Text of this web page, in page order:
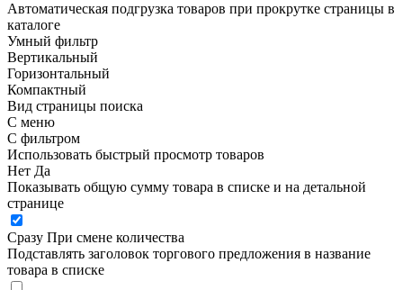
Автоматическая подгрузка товаров при прокрутке страницы в
каталоге
Умный фильтр
Вертикальный
Горизонтальный
Компактный
Вид страницы поиска
С меню
С фильтром
Использовать быстрый просмотр товаров
Нет Да
Показывать общую сумму товара в списке и на детальной
странице
Сразу При смене количества
Подставлять заголовок торгового предложения в название
товара в списке